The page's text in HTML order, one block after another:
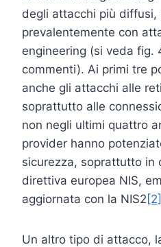
degli attacchi più diffusi,
prevalentemente con
engineering (si veda fig.
commenti). Ai primi tre
anche gli attacchi alle
soprattutto alle
non negli ultimi quattro
provider hanno
sicurezza, soprattutto in
direttiva europea NIS,
aggiornata con la NIS2 [2]
Un altro tipo di attacco,